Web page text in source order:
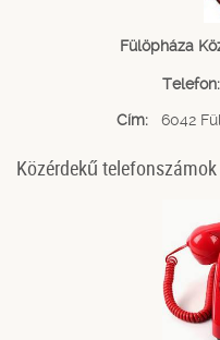
Fülöpháza
Telefon:
Cím: 6042
Közérdekű telefonszámok